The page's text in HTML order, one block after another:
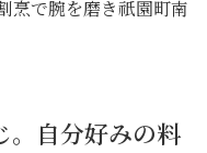
烹で腕を磨き祇園町南
。自分好みの料